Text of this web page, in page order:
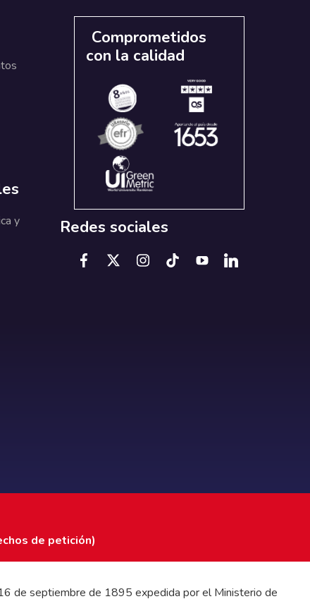
y
Comprometidos
con la calidad
Redes sociales
de petición)
de septiembre de 1895 expedida por el Ministerio de